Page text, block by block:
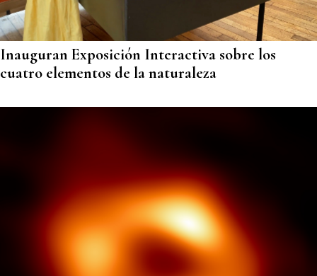
Inauguran Exposición Interactiva sobre los
cuatro elementos de la naturaleza